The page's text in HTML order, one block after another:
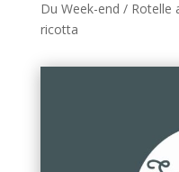
Du Week-end / Rotelle
ricotta